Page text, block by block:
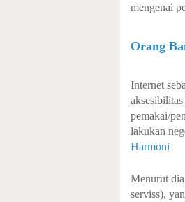
mengenai
Orang
Internet
pemakai/
lakukan
Harmoni
Menurut
serviss),